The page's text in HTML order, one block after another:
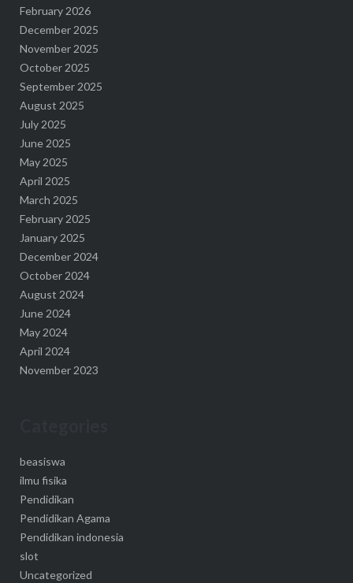
February 2026
December 2025
November 2025
October 2025
September 2025
August 2025
July 2025
June 2025
May 2025
April 2025
March 2025
February 2025
January 2025
December 2024
October 2024
August 2024
June 2024
May 2024
April 2024
November 2023
beasiswa
ilmu fisika
Pendidikan
Pendidikan Agama
Pendidikan indonesia
slot
Uncategorized